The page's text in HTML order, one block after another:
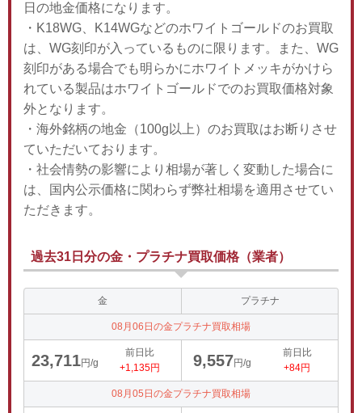
日の地金価格になります。
・K18WG、K14WGなどのホワイトゴールドのお買取
は、WG刻印が入っているものに限ります。また、WG
刻印がある場合でも明らかにホワイトメッキがかけら
れている製品はホワイトゴールドでのお買取価格対象
外となります。
・海外銘柄の地金（100g以上）のお買取はお断りさせ
ていただいております。
・社会情勢の影響により相場が著しく変動した場合に
は、国内公示価格に関わらず弊社相場を適用させてい
ただきます。
過去31日分の金・プラチナ買取価格（業者）
金 プラチナ
08月06日の金プラチナ買取相場
23,711円/g
前日比
+1,135円
9,557円/g
前日比
+84円
08月05日の金プラチナ買取相場